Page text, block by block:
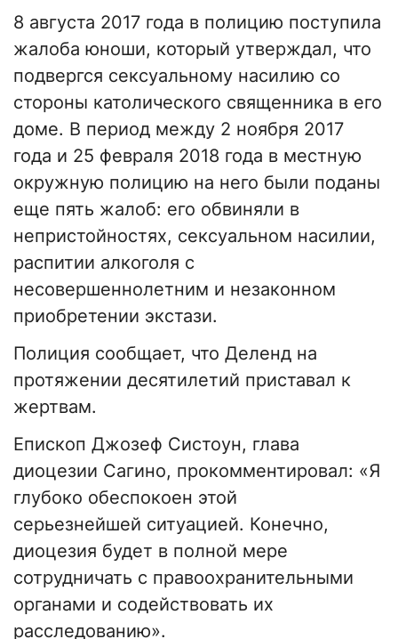
8 августа 2017 года в полицию поступила
жалоба юноши, который утверждал, что
подвергся сексуальному насилию со
стороны католического священника в его
доме. В период между 2 ноября 2017
года и 25 февраля 2018 года в местную
окружную полицию на него были поданы
еще пять жалоб: его обвиняли в
непристойностях, сексуальном насилии,
распитии алкоголя с
несовершеннолетним и незаконном
приобретении экстази.
Полиция сообщает, что Деленд на
протяжении десятилетий приставал к
жертвам.
Епископ Джозеф Систоун, глава
диоцезии Сагино, прокомментировал: «Я
глубоко обеспокоен этой
серьезнейшей ситуацией. Конечно,
диоцезия будет в полной мере
сотрудничать с правоохранительными
органами и содействовать их
расследованию».